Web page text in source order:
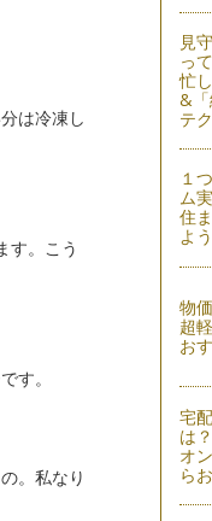
は冷凍し
す。こう
す。
。私なり
見
っ
忙
&「
テ
１
ム
住
よ
物
超
お
宅
は？
オ
ら